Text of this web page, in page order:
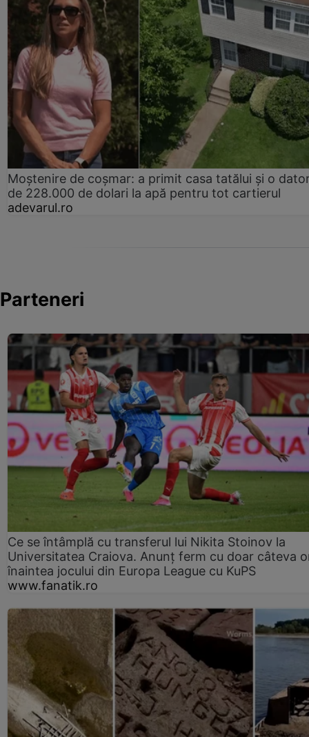
Moștenire de coșmar: a primit casa tatălui și o
de 228.000 de dolari la apă pentru tot cartierul
adevarul.ro
Parteneri
Ce se întâmplă cu transferul lui Nikita Stoinov la
Universitatea Craiova. Anunț ferm cu doar câteva
înaintea jocului din Europa League cu KuPS
www.fanatik.ro